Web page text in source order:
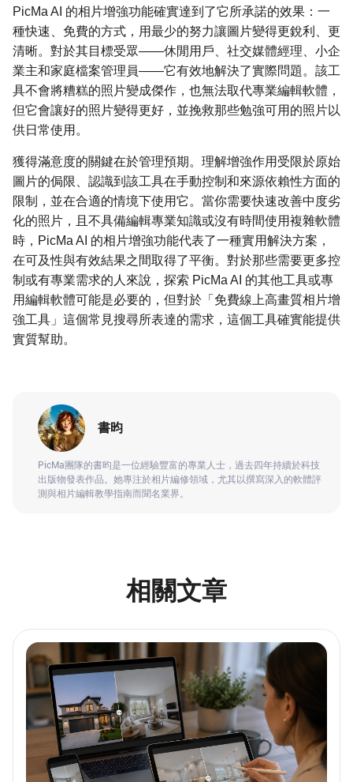
PicMa AI 的相片增強功能確實達到了它所承諾的效果：一
種快速、免費的方式，用最少的努力讓圖片變得更銳利、更
清晰。對於其目標受眾——休閒用戶、社交媒體經理、小企
業主和家庭檔案管理員——它有效地解決了實際問題。該工
具不會將糟糕的照片變成傑作，也無法取代專業編輯軟體，
但它會讓好的照片變得更好，並挽救那些勉強可用的照片以
供日常使用。
獲得滿意度的關鍵在於管理預期。理解增強作用受限於原始
圖片的侷限、認識到該工具在手動控制和來源依賴性方面的
限制，並在合適的情境下使用它。當你需要快速改善中度劣
化的照片，且不具備編輯專業知識或沒有時間使用複雜軟體
時，PicMa AI 的相片增強功能代表了一種實用解決方案，
在可及性與有效結果之間取得了平衡。對於那些需要更多控
制或有專業需求的人來說，探索 PicMa AI 的其他工具或專
用編輯軟體可能是必要的，但對於「免費線上高畫質相片增
強工具」這個常見搜尋所表達的需求，這個工具確實能提供
實質幫助。
書昀
PicMa團隊的書昀是一位經驗豐富的專業人士，過去四年持續於科技
出版物發表作品。她專注於相片編修領域，尤其以撰寫深入的軟體評
測與相片編輯教學指南而聞名業界。
相關文章